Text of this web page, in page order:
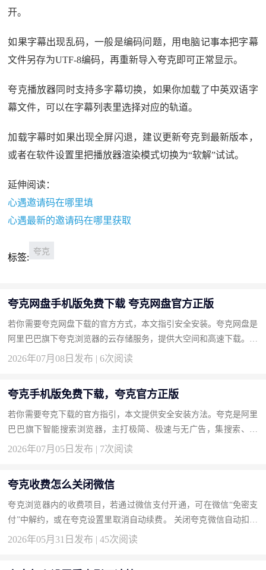
开。
如果字幕出现乱码，一般是编码问题，用电脑记事本把字幕
文件另存为UTF-8编码，再重新导入夸克即可正常显示。
夸克播放器同时支持多字幕切换，如果你加载了中英双语字
幕文件，可以在字幕列表里选择对应的轨道。
加载字幕时如果出现全屏闪退，建议更新夸克到最新版本，
或者在软件设置里把播放器渲染模式切换为“软解”试试。
延伸阅读：
心遇邀请码在哪里填
心遇最新的邀请码在哪里获取
标签:
夸克
夸克网盘手机版免费下载 夸克网盘官方正版
若你需要夸克网盘下载的官方方式，本文指引安全安装。夸克网盘是
阿里巴巴旗下夸克浏览器的云存储服务，提供大空间和高速下载。按
此获取正版。 下载地址：夸克网盘官方下载 为什么选择夸克网盘...
2026年07月08日发布 | 6次阅读
夸克手机版免费下载，夸克官方正版
若你需要夸克下载的官方指引，本文提供安全安装方法。夸克是阿里
巴巴旗下智能搜索浏览器，主打极简、极速与无广告，集搜索、网
盘、扫描于一体。按此获取正版，享受清爽浏览。 下载地址：夸克
2026年07月05日发布 | 7次阅读
夸克收费怎么关闭微信
夸克浏览器内的收费项目，若通过微信支付开通，可在微信“免密支
付”中解约，或在夸克设置里取消自动续费。 关闭夸克微信自动扣费
的方法 打开微信“我-服务-钱包-支付设置-免密支付”，找到夸克相...
2026年05月31日发布 | 45次阅读